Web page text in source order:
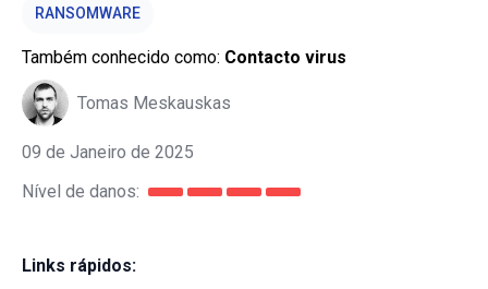
RANSOMWARE
Também conhecido como: Contacto virus
Tomas Meskauskas
09 de Janeiro de 2025
Nível de danos:
Links rápidos: